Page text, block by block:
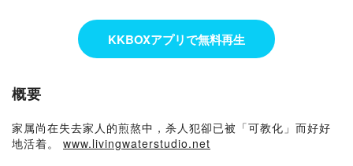
KKBOXアプリで無料再生
概要
家属尚在失去家人的煎熬中，杀人犯卻已被「可教化」而好好
地活着。 www.livingwaterstudio.net